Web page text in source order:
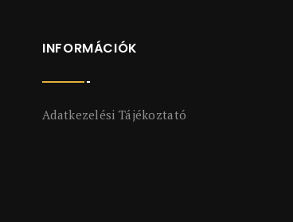
INFORMÁCIÓK
Adatkezelési Tájékoztató